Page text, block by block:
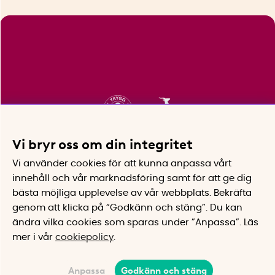
Vi bryr oss om din integritet
Vi använder cookies för att kunna anpassa vårt
innehåll och vår marknadsföring samt för att ge dig
bästa möjliga upplevelse av vår webbplats.
Bekräfta
genom att klicka på “Godkänn och stäng”. Du kan
ändra vilka cookies som sparas under ”Anpassa”.
Läs
mer i vår cookiepolicy
Anpassa Godkänn och stäng